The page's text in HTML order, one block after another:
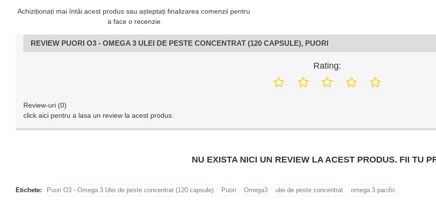
Achiziționați mai întâi acest produs sau așteptați finalizarea comenzii pentru
a face o recenzie
REVIEW PUORI O3 - OMEGA 3 ULEI DE PESTE CONCENTRAT (120 CAPSULE), PUORI
Rating:
Review-uri (0)
click aici pentru a lasa un review la acest produs.
NU EXISTA NICI UN REVIEW LA ACEST PRODUS. FII TU
Etichete: Puori O3 - Omega 3 Ulei de peste concentrat (120 capsule) Puori Omega3 ulei de peste concentrat omega 3 pacific